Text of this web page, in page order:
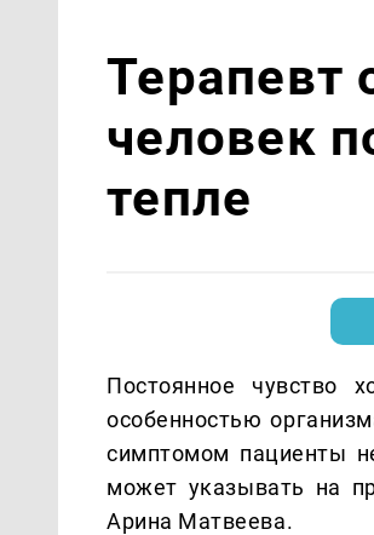
Терапевт
человек
тепле
Постоянное чувство
особенностью
симптомом пациенты
может указывать на
Арина Матвеева.